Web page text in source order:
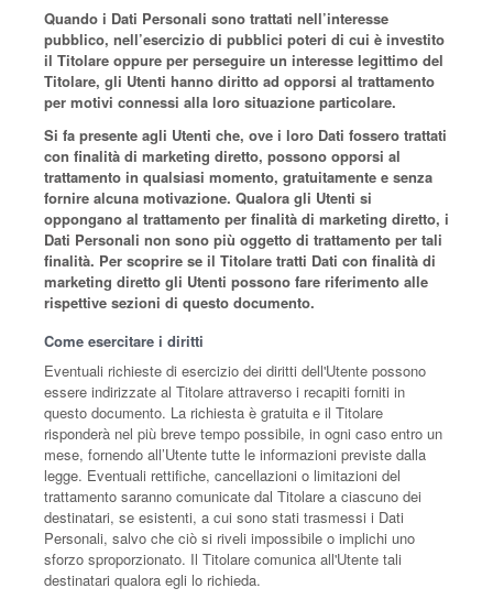
Quando i Dati Personali sono trattati nell’interesse
pubblico, nell’esercizio di pubblici poteri di cui è investito
il Titolare oppure per perseguire un interesse legittimo del
Titolare, gli Utenti hanno diritto ad opporsi al trattamento
per motivi connessi alla loro situazione particolare.
Si fa presente agli Utenti che, ove i loro Dati fossero trattati
con finalità di marketing diretto, possono opporsi al
trattamento in qualsiasi momento, gratuitamente e senza
fornire alcuna motivazione. Qualora gli Utenti si
oppongano al trattamento per finalità di marketing diretto, i
Dati Personali non sono più oggetto di trattamento per tali
finalità. Per scoprire se il Titolare tratti Dati con finalità di
marketing diretto gli Utenti possono fare riferimento alle
rispettive sezioni di questo documento.
Come esercitare i diritti
Eventuali richieste di esercizio dei diritti dell'Utente possono
essere indirizzate al Titolare attraverso i recapiti forniti in
questo documento. La richiesta è gratuita e il Titolare
risponderà nel più breve tempo possibile, in ogni caso entro un
mese, fornendo all’Utente tutte le informazioni previste dalla
legge. Eventuali rettifiche, cancellazioni o limitazioni del
trattamento saranno comunicate dal Titolare a ciascuno dei
destinatari, se esistenti, a cui sono stati trasmessi i Dati
Personali, salvo che ciò si riveli impossibile o implichi uno
sforzo sproporzionato. Il Titolare comunica all'Utente tali
destinatari qualora egli lo richieda.